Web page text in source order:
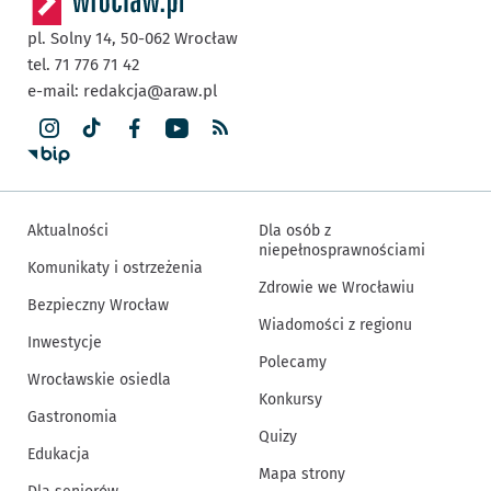
pl. Solny 14, 50-062 Wrocław
tel. 71 776 71 42
e-mail: redakcja@araw.pl
Aktualności
Komunikaty i ostrzeżenia
Bezpieczny Wrocław
Inwestycje
Wrocławskie osiedla
Gastronomia
Edukacja
Dla osób z
niepełnosprawnościami
Zdrowie we Wrocławiu
Wiadomości z regionu
Polecamy
Konkursy
Quizy
Mapa strony